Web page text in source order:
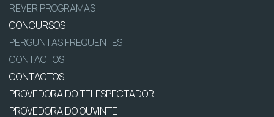
REVER PROGRAMAS
CONCURSOS
PERGUNTAS FREQUENTES
CONTACTOS
CONTACTOS
PROVEDORA DO TELESPECTADOR
PROVEDORA DO OUVINTE